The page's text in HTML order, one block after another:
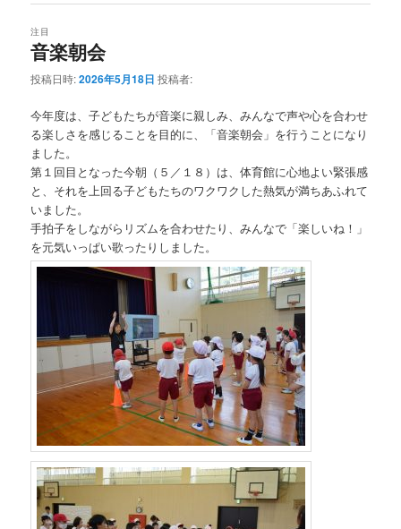
音楽朝会
注目
投稿日時:2026年5月18日 投稿者:
今年度は、子どもたちが音楽に親しみ、みんなで声や心を合わせ
る楽しさを感じることを目的に、「音楽朝会」を行うことになり
ました。
第１回目となった今朝（５／１８）は、体育館に心地よい緊張感
と、それを上回る子どもたちのワクワクした熱気が満ちあふれて
いました。
手拍子をしながらリズムを合わせたり、みんなで「楽しいね！」
を元気いっぱい歌ったりしました。